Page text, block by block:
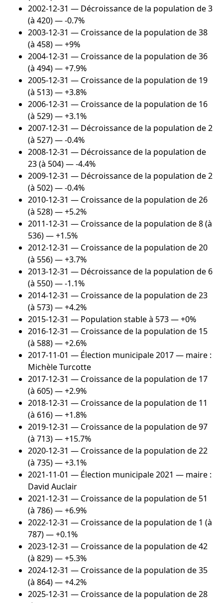
2002-12-31 — Décroissance de la population de 3
(à 420) — -0.7%
2003-12-31 — Croissance de la population de 38
(à 458) — +9%
2004-12-31 — Croissance de la population de 36
(à 494) — +7.9%
2005-12-31 — Croissance de la population de 19
(à 513) — +3.8%
2006-12-31 — Croissance de la population de 16
(à 529) — +3.1%
2007-12-31 — Décroissance de la population de 2
(à 527) — -0.4%
2008-12-31 — Décroissance de la population de
23 (à 504) — -4.4%
2009-12-31 — Décroissance de la population de 2
(à 502) — -0.4%
2010-12-31 — Croissance de la population de 26
(à 528) — +5.2%
2011-12-31 — Croissance de la population de 8 (à
536) — +1.5%
2012-12-31 — Croissance de la population de 20
(à 556) — +3.7%
2013-12-31 — Décroissance de la population de 6
(à 550) — -1.1%
2014-12-31 — Croissance de la population de 23
(à 573) — +4.2%
2015-12-31 — Population stable à 573 — +0%
2016-12-31 — Croissance de la population de 15
(à 588) — +2.6%
2017-11-01 — Élection municipale 2017 — maire :
Michèle Turcotte
2017-12-31 — Croissance de la population de 17
(à 605) — +2.9%
2018-12-31 — Croissance de la population de 11
(à 616) — +1.8%
2019-12-31 — Croissance de la population de 97
(à 713) — +15.7%
2020-12-31 — Croissance de la population de 22
(à 735) — +3.1%
2021-11-01 — Élection municipale 2021 — maire :
David Auclair
2021-12-31 — Croissance de la population de 51
(à 786) — +6.9%
2022-12-31 — Croissance de la population de 1 (à
787) — +0.1%
2023-12-31 — Croissance de la population de 42
(à 829) — +5.3%
2024-12-31 — Croissance de la population de 35
(à 864) — +4.2%
2025-12-31 — Croissance de la population de 28